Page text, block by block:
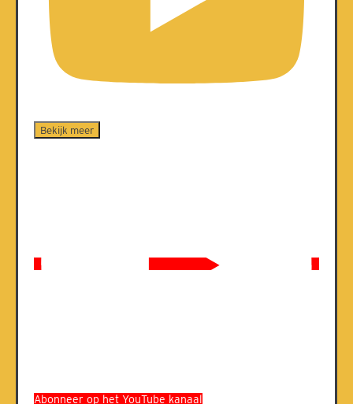
Bekijk meer
Abonneer op het YouTube kanaal